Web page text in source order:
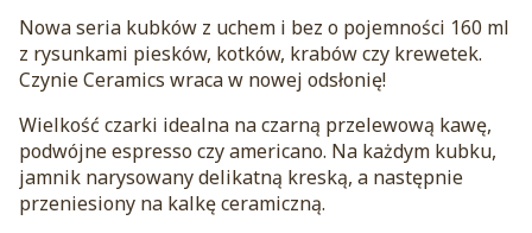
Nowa seria kubków z uchem i bez o pojemności 160 ml
z rysunkami piesków, kotków, krabów czy krewetek.
Czynie Ceramics wraca w nowej odsłonię!
Wielkość czarki idealna na czarną przelewową kawę,
podwójne espresso czy americano. Na każdym kubku,
jamnik narysowany delikatną kreską, a następnie
przeniesiony na kalkę ceramiczną.